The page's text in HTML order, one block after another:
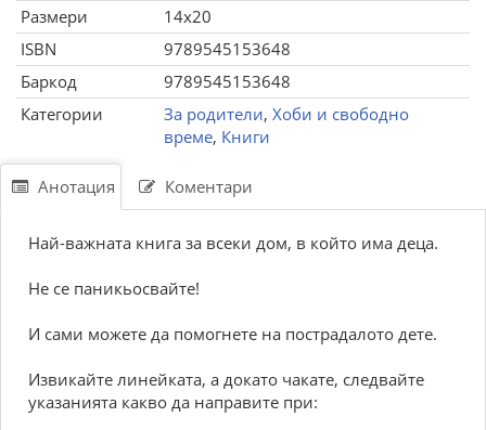
Размери
14x20
ISBN
9789545153648
Баркод
9789545153648
Категории
За родители, Хоби и свободно
време, Книги
Анотация Коментари
Най-важната книга за всеки дом, в който има деца.
Не се паникьосвайте!
И сами можете да помогнете на пострадалото дете.
Извикайте линейката, а докато чакате, следвайте
указанията какво да направите при: